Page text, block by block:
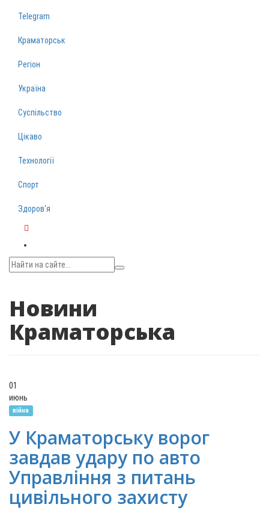
Telegram
Краматорськ
Регіон
Україна
Суспільство
Цікаво
Технології
Спорт
Здоров‘я
Новини
Краматорська
01
июнь
війна
У Краматорську ворог
завдав удару по авто
Управління з питань
цивільного захисту